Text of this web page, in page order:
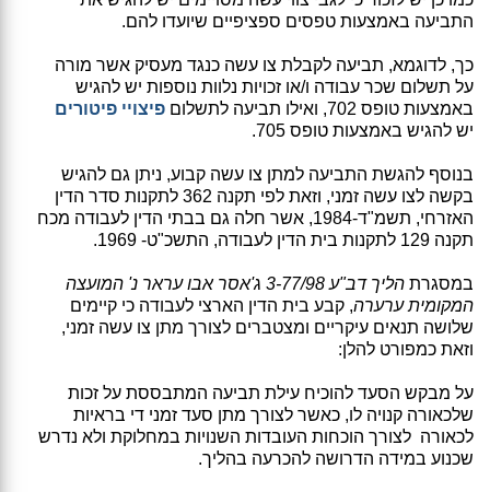
התביעה באמצעות טפסים ספציפיים שיועדו להם.
כך, לדוגמא, תביעה לקבלת צו עשה כנגד מעסיק אשר מורה
על תשלום שכר עבודה ו/או זכויות נלוות נוספות יש להגיש
באמצעות טופס 702, ואילו תביעה לתשלום
פיצויי פיטורים
יש להגיש באמצעות טופס 705.
בנוסף להגשת התביעה למתן צו עשה קבוע, ניתן גם להגיש
בקשה לצו עשה זמני, וזאת לפי תקנה 362 לתקנות סדר הדין
האזרחי, תשמ"ד-1984, אשר חלה גם בבתי הדין לעבודה מכח
תקנה 129 לתקנות בית הדין לעבודה, התשכ"ט- 1969.
במסגרת
הליך דב"ע 3-77/98 ג'אסר אבו עראר נ' המועצה
המקומית ערערה, קבע בית הדין הארצי לעבודה כי קיימים
שלושה תנאים עיקריים ומצטברים לצורך מתן צו עשה זמני,
וזאת כמפורט להלן:
על מבקש הסעד להוכיח עילת תביעה המתבססת על זכות
שלכאורה קנויה לו, כאשר לצורך מתן סעד זמני די בראיות
לכאורה לצורך הוכחות העובדות השנויות במחלוקת ולא נדרש
שכנוע במידה הדרושה להכרעה בהליך.